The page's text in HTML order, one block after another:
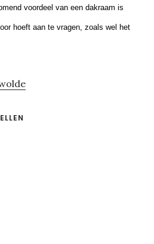
voordeel van een dakraam is
hoeft aan te vragen, zoals wel het